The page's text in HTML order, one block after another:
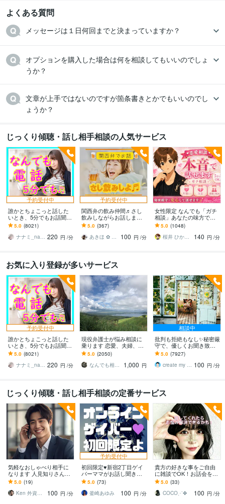
よくある質問
メッセージは１日何回までと決まっていますか？
オプションを購入した場合は何を相談してもいいのでしょ
うか？
文章が上手ではないのですが箇条書きとかでもいいのでし
ょうか？
じっくり傾聴・話し相手相談の人気サービス
予約受付中
誰かとちょこっと話した
いとき、5分でもお話聞き
ます 疲れた～、でもカウ
ンセリングじゃない、な
んとなく雑談聞いて～
5.0 (8021)
ナナミ_nanami 220 円 /分
予約受付中
関西弁の飲み仲間♬さし
飲みしながらお話します
何となく話したい✨酔った
時のいい気分のまま⭐︎お話
しましょう
5.0 (367)
あきほ ✿ 元気を届ける関西女子✨
100 円 /分
女性限定 なんでも「ガチ
相談」あなたの味方で話
ます 男性目線で、あなた
の恋の“答え”を言葉にしま
す。
5.0 (1048)
桜井 ひかる｜経験豊富の恋愛相談室
140 円 /分
お気に入り登録が多いサービス
予約受付中
誰かとちょこっと話した
いとき、5分でもお話聞き
ます 疲れた～、でもカウ
ンセリングじゃない、な
んとなく雑談聞いて～
5.0 (8021)
ナナミ_nanami 220 円 /分
現役弁護士が悩み相談に
乗ります 恋愛、夫婦、学
校、会社、お金，単なる
愚痴など何でもOK！
5.0 (2050)
なんでも相談員
1,000 円
相談中
批判も拒絶もなし✨秘密厳
守で、優しくお聞き致し
ます ✨お試し１分から✨
違うかな？と思ったら途
中で切って構いません
5.0 (7927)
create my life 100 円 /分
じっくり傾聴・話し相手相談の定番サービス
気軽なおしゃべり相手に
なります 人見知りさんも
大歓迎！あなた専属の話
し相手です！
5.0 (19)
Ken 外資系サラリーマン
100 円 /分
予約受付中
初回限定♥新宿2丁目ゲイ
バーママがお話し聞きま
す 愚痴聞き 話相手 悩み相
談 雑談 性 他 男性も歓
迎よ
5.0 (73)
釜崎あゆみ
100 円 /分
貴方の好きな事をご自由
に雑談でOK！お話会をし
ます 傾聴＆癒し★秘めた
お気持ちを受け止めて、
お相手いたします。
5.0 (33)
COCO⋰✤
100 円 /分